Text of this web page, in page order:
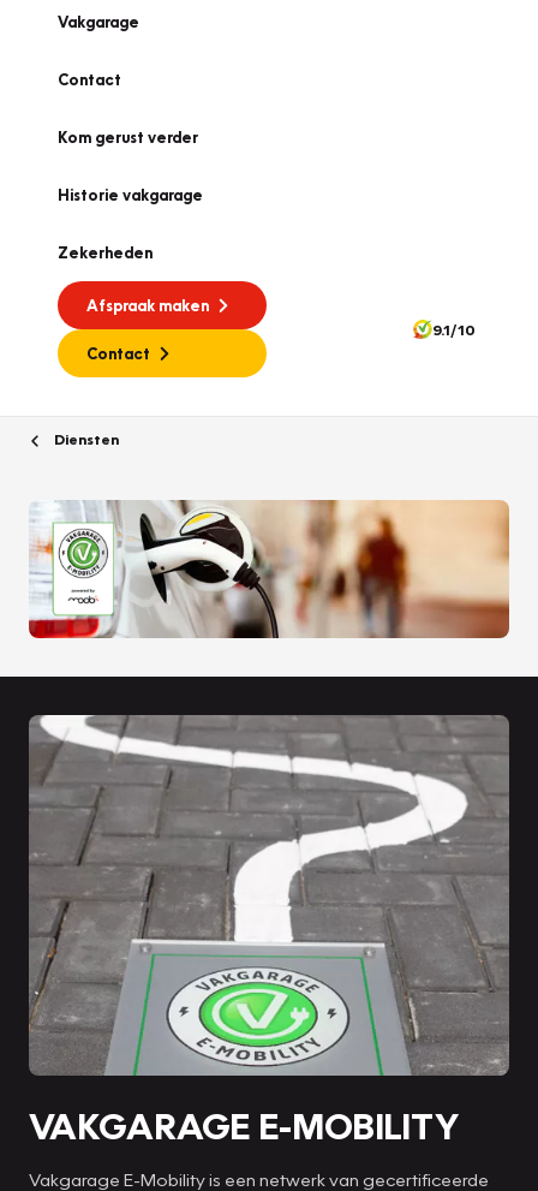
Vakgarage
Contact
Kom gerust verder
Historie vakgarage
Zekerheden
Afspraak maken
Contact
9.1/10
Diensten
VAKGARAGE E-MOBILITY
Vakgarage E-Mobility is een netwerk van gecertificeerde